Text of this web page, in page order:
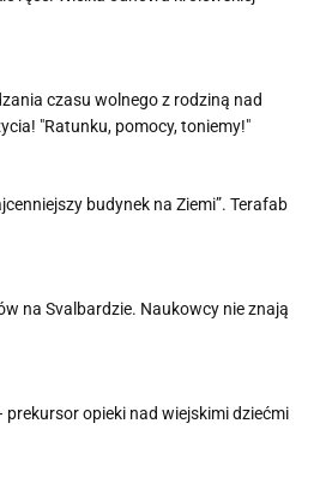
czasu wolnego z rodziną nad
"Ratunku, pomocy, toniemy!"
budynek na Ziemi”. Terafab
na Svalbardzie. Naukowcy nie znają
prekursor opieki nad wiejskimi dziećmi